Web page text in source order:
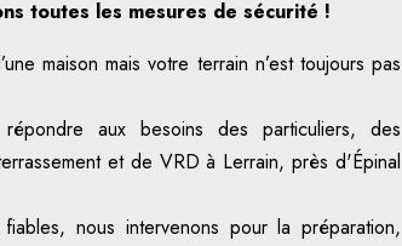
toutes les mesures de sécurité !
maison mais votre terrain n’est toujours pas
aux besoins des particuliers, des
et de VRD à Lerrain, près d'Épinal
nous intervenons pour la préparation,